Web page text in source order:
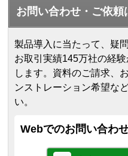
お問い合わせ・ご依頼
製品導入に当たって、疑
お取引実績145万社の経
します。 資料のご請求、
ンストレーション希望な
い。
Webでのお問い合わ